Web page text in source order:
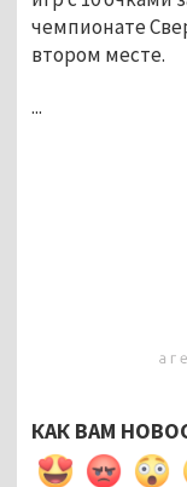
чемпионате
втором месте.
...
КАК ВАМ